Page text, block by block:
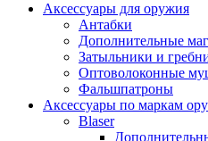
Аксессуары для оружия
Антабки
Дополнительные
Затыльники и
Оптоволоконные
Фальшпатроны
Аксессуары по маркам
Blaser